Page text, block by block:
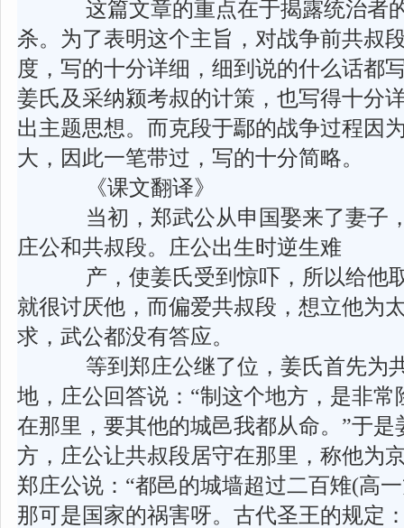
这篇文章的重点在于揭露统治者
杀。为了表明这个主旨，对战争前共叔
度，写的十分详细，细到说的什么话都
姜氏及采纳颍考叔的计策，也写得十分
出主题思想。而克段于鄢的战争过程因
大，因此一笔带过，写的十分简略。
《课文翻译》
当初，郑武公从申国娶来了妻子
庄公和共叔段。庄公出生时逆生难
产，使姜氏受到惊吓，所以给他
就很讨厌他，而偏爱共叔段，想立他为
求，武公都没有答应。
等到郑庄公继了位，姜氏首先为
地，庄公回答说：“制这个地方，是非
在那里，要其他的城邑我都从命。”于是
方，庄公让共叔段居守在那里，称他为
郑庄公说：“都邑的城墙超过二百雉(高
那可是国家的祸害呀。古代圣王的规定